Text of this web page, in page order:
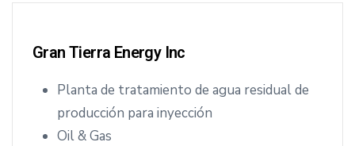
Gran Tierra Energy Inc
Planta de tratamiento de agua residual de
producción para inyección
Oil & Gas